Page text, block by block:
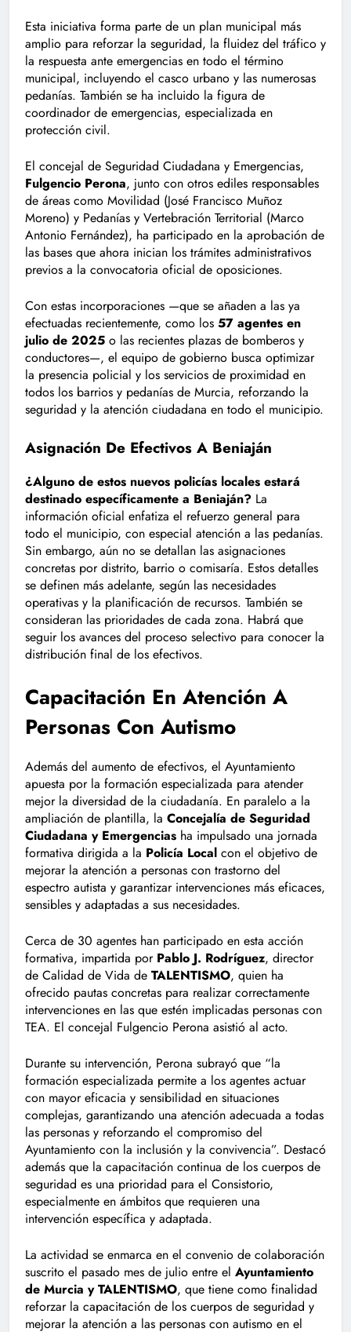
Esta iniciativa forma parte de un plan municipal más
amplio para reforzar la seguridad, la fluidez del tráfico y
la respuesta ante emergencias en todo el término
municipal, incluyendo el casco urbano y las numerosas
pedanías. También se ha incluido la figura de
coordinador de emergencias, especializada en
protección civil.
El concejal de Seguridad Ciudadana y Emergencias,
Fulgencio Perona, junto con otros ediles responsables
de áreas como Movilidad (José Francisco Muñoz
Moreno) y Pedanías y Vertebración Territorial (Marco
Antonio Fernández), ha participado en la aprobación de
las bases que ahora inician los trámites administrativos
previos a la convocatoria oficial de oposiciones.
Con estas incorporaciones —que se añaden a las ya
efectuadas recientemente, como los 57 agentes en
julio de 2025 o las recientes plazas de bomberos y
conductores—, el equipo de gobierno busca optimizar
la presencia policial y los servicios de proximidad en
todos los barrios y pedanías de Murcia, reforzando la
seguridad y la atención ciudadana en todo el municipio.
Asignación De Efectivos A Beniaján
¿Alguno de estos nuevos policías locales estará
destinado específicamente a Beniaján? La
información oficial enfatiza el refuerzo general para
todo el municipio, con especial atención a las pedanías.
Sin embargo, aún no se detallan las asignaciones
concretas por distrito, barrio o comisaría. Estos detalles
se definen más adelante, según las necesidades
operativas y la planificación de recursos. También se
consideran las prioridades de cada zona. Habrá que
seguir los avances del proceso selectivo para conocer la
distribución final de los efectivos.
Capacitación En Atención A
Personas Con Autismo
Además del aumento de efectivos, el Ayuntamiento
apuesta por la formación especializada para atender
mejor la diversidad de la ciudadanía. En paralelo a la
ampliación de plantilla, la Concejalía de Seguridad
Ciudadana y Emergencias ha impulsado una jornada
formativa dirigida a la Policía Local con el objetivo de
mejorar la atención a personas con trastorno del
espectro autista y garantizar intervenciones más eficaces,
sensibles y adaptadas a sus necesidades.
Cerca de 30 agentes han participado en esta acción
formativa, impartida por Pablo J. Rodríguez, director
de Calidad de Vida de TALENTISMO, quien ha
ofrecido pautas concretas para realizar correctamente
intervenciones en las que estén implicadas personas con
TEA. El concejal Fulgencio Perona asistió al acto.
Durante su intervención, Perona subrayó que “la
formación especializada permite a los agentes actuar
con mayor eficacia y sensibilidad en situaciones
complejas, garantizando una atención adecuada a todas
las personas y reforzando el compromiso del
Ayuntamiento con la inclusión y la convivencia”. Destacó
además que la capacitación continua de los cuerpos de
seguridad es una prioridad para el Consistorio,
especialmente en ámbitos que requieren una
intervención específica y adaptada.
La actividad se enmarca en el convenio de colaboración
suscrito el pasado mes de julio entre el Ayuntamiento
de Murcia y TALENTISMO, que tiene como finalidad
reforzar la capacitación de los cuerpos de seguridad y
mejorar la atención a las personas con autismo en el